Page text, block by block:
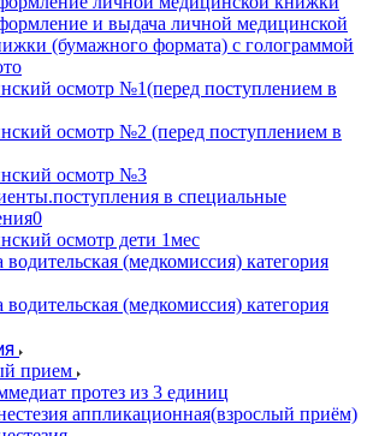
и выдача личной медицинской
(бумажного формата) с голограммой
осмотр №1(перед поступлением в
осмотр №2 (перед поступлением в
осмотр №3
в специальные
осмотр дети 1мес
водительская (медкомиссия) категория
водительская (медкомиссия) категория
прием
протез из 3 единиц
аппликационная(взрослый приём)